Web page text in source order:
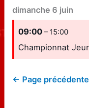
dimanche 6 juin
09:00– 15:00
Championnat
← Page précédente